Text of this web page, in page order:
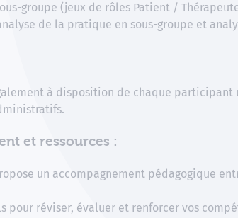
groupe (jeux de rôles Patient /
de la pratique en sous-groupe et
à disposition de chaque participant
et ressources :
un accompagnement pédagogique
pour réviser, évaluer et renforcer vos